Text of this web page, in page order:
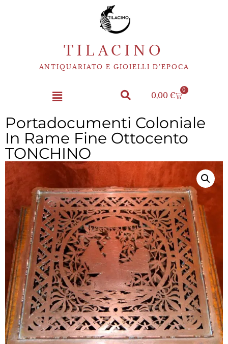
TILACINO
ANTIQUARIATO E GIOIELLI D’EPOCA
0,00 €
0
Portadocumenti Coloniale
In Rame Fine Ottocento
TONCHINO